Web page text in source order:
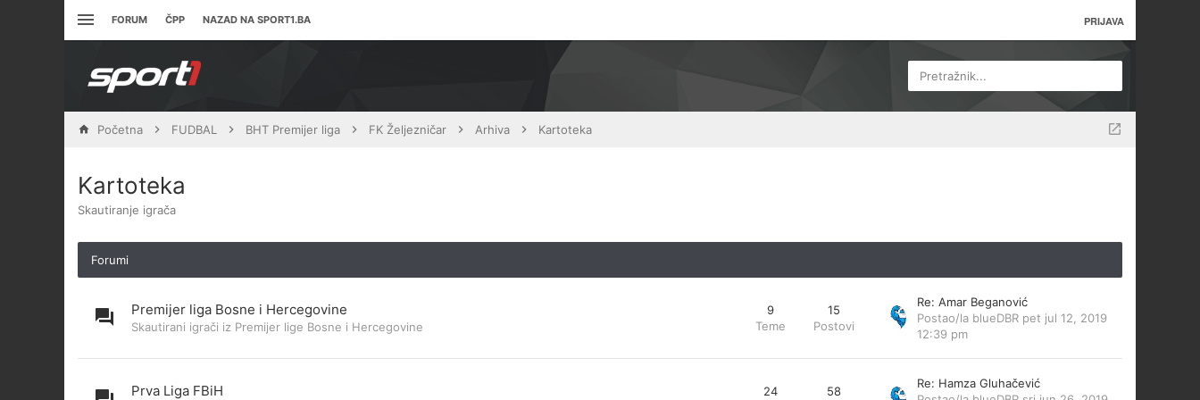
FORUM ČPP NAZAD NA SPORT1.BA PRIJAVA
Pretražnik...
Početna FUDBAL BHT Premijer liga FK Željezničar Arhiva Kartoteka
Kartoteka
Skautiranje igrača
Forumi
Premijer liga Bosne i Hercegovine
Skautirani igrači iz Premijer lige Bosne i Hercegovine
9
Teme
15
Postovi
Re: Amar Beganović
Postao/la blueDBR pet jul 12, 2019
12:39 pm
Prva Liga FBiH 24 58
Re: Hamza Gluhačević